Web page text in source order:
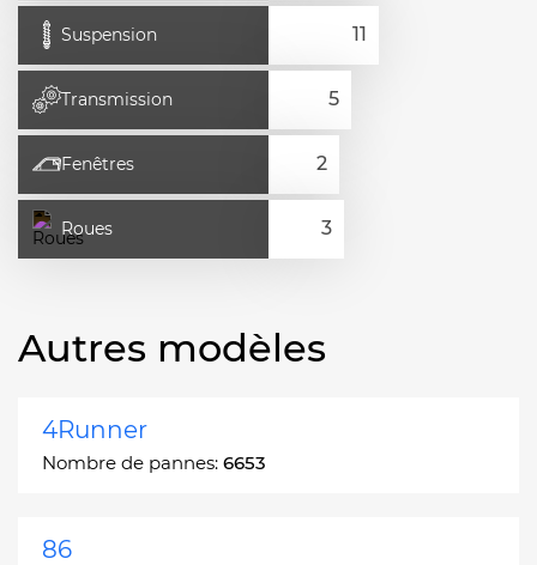
Suspension
Transmission
Fenêtres
Roues
Autres modèles
4Runner
Nombre de pannes: 6653
86